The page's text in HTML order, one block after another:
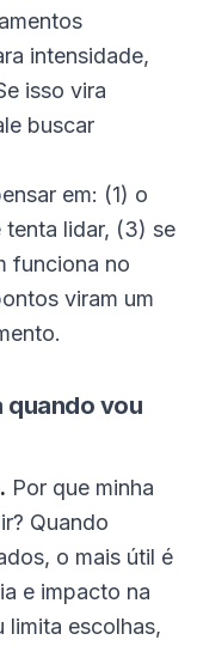
intensidade,
isso vira
buscar
em: (1) o
lidar, (3) se
funciona no
viram um
quando vou
Por que minha
Quando
o mais útil é
e impacto na
limita escolhas,